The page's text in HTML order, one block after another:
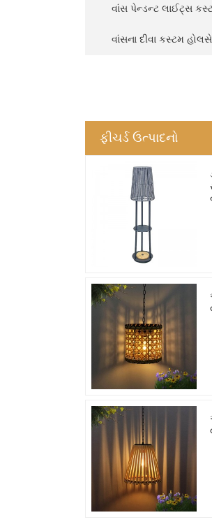
વાંસ પેન્ડન્ટ લાઈટ્સ
વાંસના દીવા કસ્ટમ
ફીચર્ડ ઉત્પાદનો